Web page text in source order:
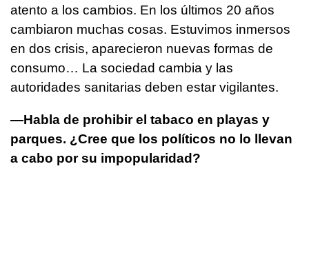
atento a los cambios. En los últimos 20 años
cambiaron muchas cosas. Estuvimos inmersos
en dos crisis, aparecieron nuevas formas de
consumo… La sociedad cambia y las
autoridades sanitarias deben estar vigilantes.
—Habla de prohibir el tabaco en playas y
parques. ¿Cree que los políticos no lo llevan
a cabo por su impopularidad?